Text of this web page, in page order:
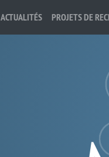
ACTUALITÉS PROJETS DE